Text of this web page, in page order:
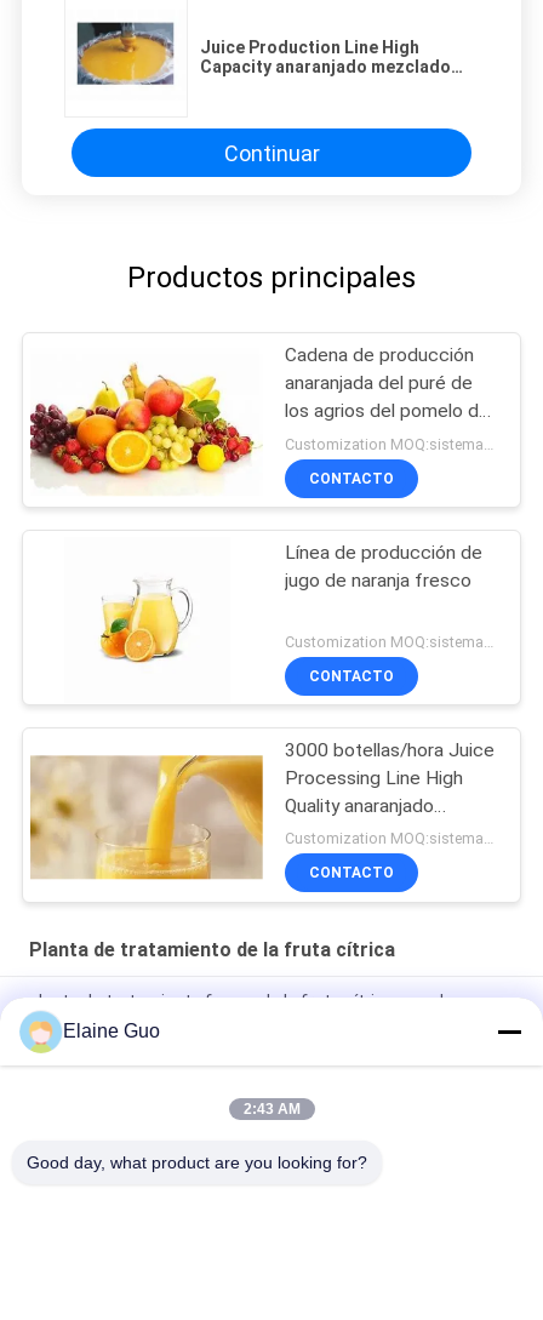
Juice Production Line High
Capacity anaranjado mezclado
Continuar
Productos principales
Cadena de producción
anaranjada del puré de
los agrios del pomelo del
limón
CONTACTO
Línea de producción de
jugo de naranja fresco
CONTACTO
3000 botellas/hora Juice
Processing Line High
Quality anaranjado
automático
Customization MOQ:sistemas 1
CONTACTO
Planta de tratamiento de la fruta cítrica
planta de tratamiento fresca de la fruta cítrica con el
embalaje de la botella del animal doméstico
Sistema de control PLC Planta de procesamiento de cítricos
Elaine Guo
2:43 AM
Good day, what product are you looking for?